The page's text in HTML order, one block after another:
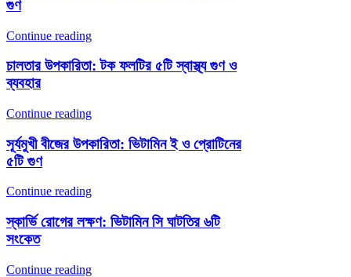
গুণ
Continue reading
চালতার উপকারিতা: টক ফলটির ৫টি স্বাস্থ্য গুণ ও
ব্যবহার
Continue reading
সূর্যমুখী বীজের উপকারিতা: ভিটামিন ই ও প্রোটিনের
৫টি গুণ
Continue reading
স্কার্ভি রোগের লক্ষণ: ভিটামিন সি ঘাটতির ৬টি
সংকেত
Continue reading